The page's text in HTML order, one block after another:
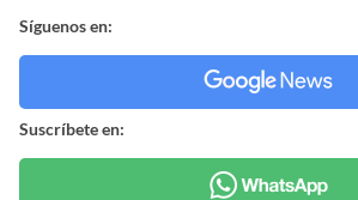
Síguenos en:
Suscríbete en: